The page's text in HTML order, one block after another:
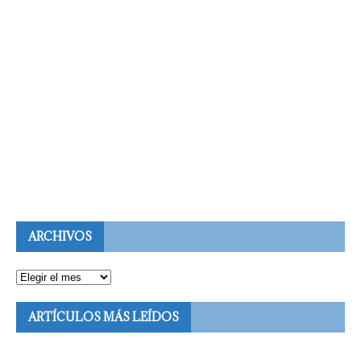
ARCHIVOS
ARTÍCULOS MÁS LEÍDOS